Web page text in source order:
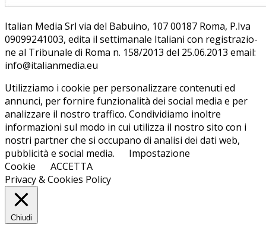
Ita­lian Me­dia Srl via del Ba­bui­no, 107 00187 Roma, P.Iva
09099241003, edi­ta il set­ti­ma­na­le Ita­lia­ni con re­gi­stra­zio­
ne al Tri­bu­na­le di Roma n. 158/​2013 del 25.06.2013 email:
info@ita­lian­me­dia.eu
Utilizziamo i cookie per personalizzare contenuti ed
annunci, per fornire funzionalità dei social media e per
analizzare il nostro traffico. Condividiamo inoltre
informazioni sul modo in cui utilizza il nostro sito con i
nostri partner che si occupano di analisi dei dati web,
pubblicità e social media.
Impostazione
Cookie
ACCETTA
Privacy & Cookies Policy
Chiudi